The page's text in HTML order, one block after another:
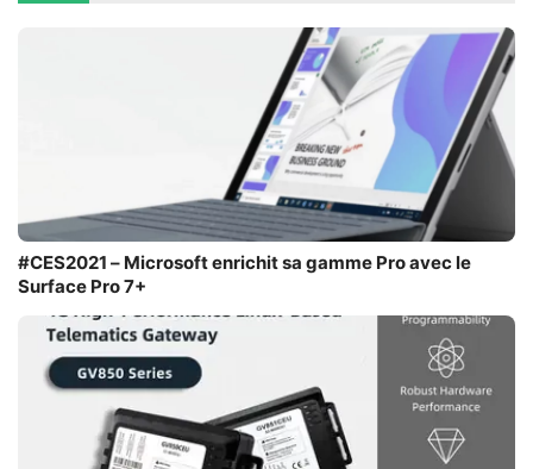
#CES2021 – Microsoft enrichit sa gamme Pro avec le
Surface Pro 7+